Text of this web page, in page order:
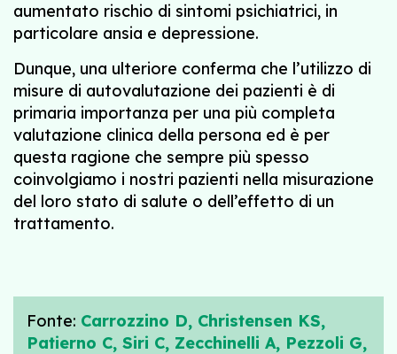
aumentato rischio di sintomi psichiatrici, in
particolare ansia e depressione.
Dunque, una ulteriore conferma che l’utilizzo di
misure di autovalutazione dei pazienti è di
primaria importanza per una più completa
valutazione clinica della persona ed è per
questa ragione che sempre più spesso
coinvolgiamo i nostri pazienti nella misurazione
del loro stato di salute o dell’effetto di un
trattamento.
Fonte: Carrozzino D, Christensen KS,
Patierno C, Siri C, Zecchinelli A, Pezzoli G,